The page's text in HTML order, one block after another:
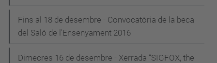
Fins al 18 de desembre - Convocatòria de la beca
del Saló de l'Ensenyament 2016
Dimecres 16 de desembre - Xerrada “SIGFOX, the